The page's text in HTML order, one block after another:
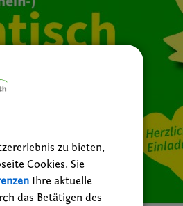
zu bieten,
Cookies. Sie
Ihre aktuelle
das Betätigen des